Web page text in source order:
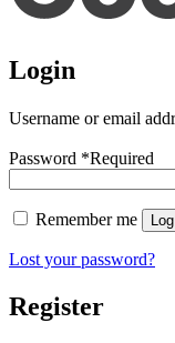
Login
Username or email
Password *Required
Remember me
Lost your password?
Register